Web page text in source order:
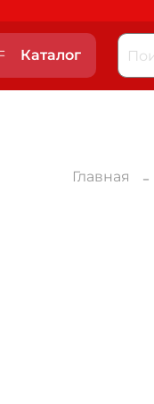
Каталог
Главная